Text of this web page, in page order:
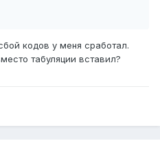
кодов у меня сработал.
табуляции вставил?